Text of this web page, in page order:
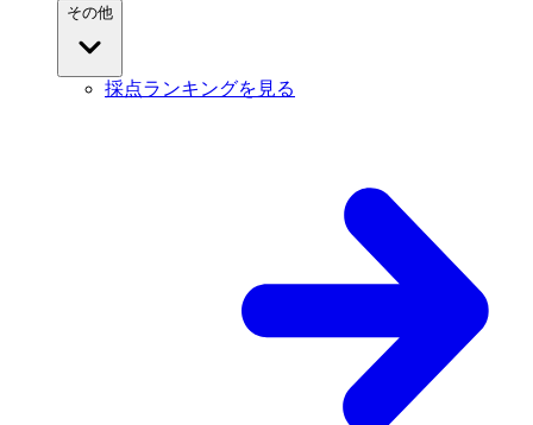
その他
採点ランキングを見る